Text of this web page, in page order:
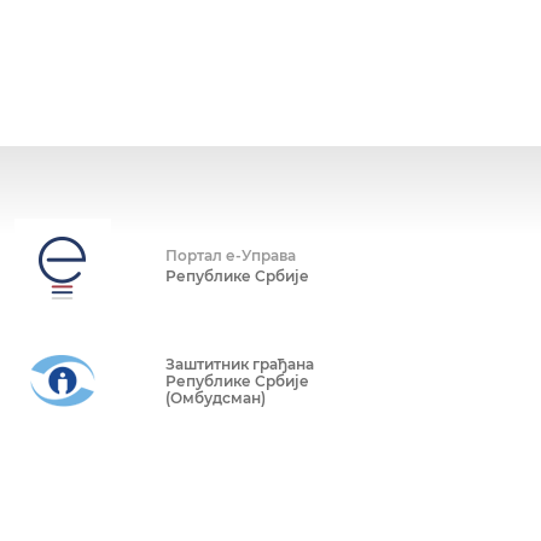
Портал е-Управа
Републике Србије
Заштитник грађана
Републике Србије
(Омбудсман)